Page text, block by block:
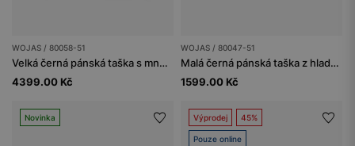
WOJAS / 80058-51
Velká černá pánská taška s množstvím kapes
4399.00 Kč
WOJAS / 80047-51
Malá černá pánská taška z hladké kůže
1599.00 Kč
Novinka Výprodej 45%
Pouze online